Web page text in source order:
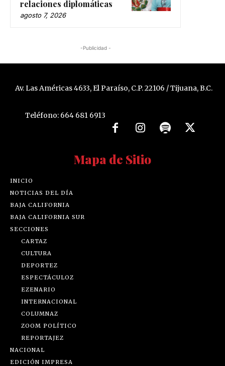
relaciones diplomáticas
agosto 7, 2026
-Publicidad -
Av. Las Américas 4633, El Paraíso, C.P. 22106 / Tijuana, B.C.
Teléfono: 664 681 6913
Mapa de Sitio
INICIO
NOTICIAS DEL DÍA
BAJA CALIFORNIA
BAJA CALIFORNIA SUR
SECCIONES
CARTAZ
CULTURA
DEPORTEZ
ESPECTÁCULOZ
EZENARIO
INTERNACIONAL
COLUMNAZ
ZOOM POLÍTICO
REPORTAJEZ
NACIONAL
EDICIÓN IMPRESA